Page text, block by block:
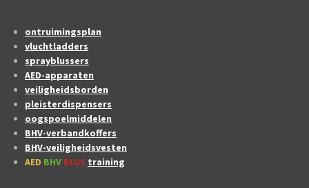
ontruimingsplan
vluchtladders
sprayblussers
AED-apparaten
veiligheidsborden
pleisterdispensers
oogspoelmiddelen
BHV-verbandkoffers
BHV-veiligheidsvesten
AED BHV BLUS training